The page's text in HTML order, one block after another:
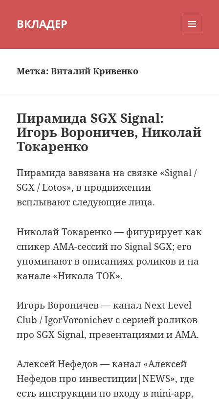
ВКЛАДЕР
Метка:Виталий Кривенко
Пирамида SGX Signal:
Игорь Вороничев, Николай
Токаренко
Пирамида завязана на связке «Signal /
SGX / Lotos», в продвижении
всплывают следующие лица.
Николай Токаренко — фигурирует как
спикер AMA-сессий по Signal SGX; его
упоминают в описаниях роликов и на
канале «Никола ТОК».
Игорь Вороничев — канал Next Level
Club / IgorVoronichev с серией роликов
про SGX Signal, презентациями и AMA.
Алексей Нефедов — канал «Алексей
Нефедов про инвестиции|NEWS», где
есть инструкции по входу в mini-app,